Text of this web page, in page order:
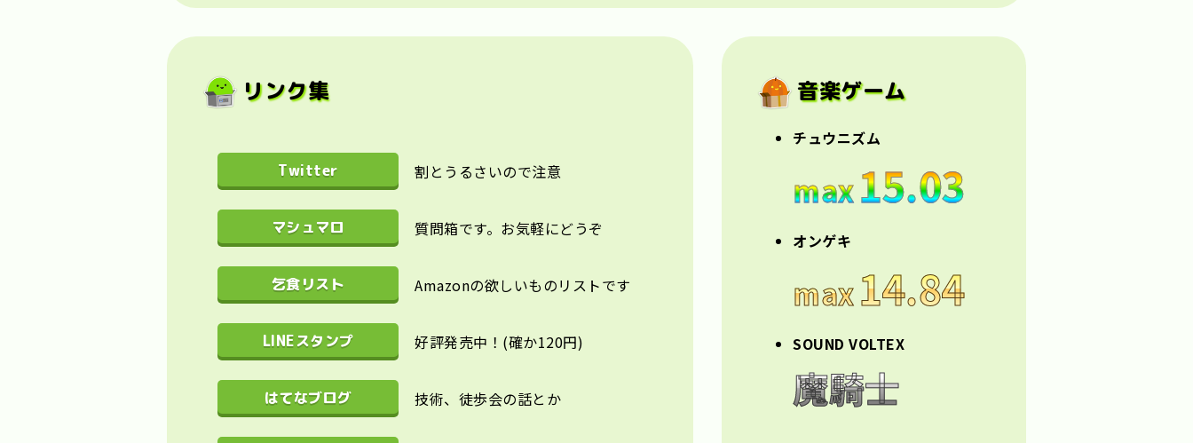
音楽ゲーム
チュウニズム
max15.03
オンゲキ
max14.84
SOUND VOLTEX
魔騎士
リンク集
Twitter 割とうるさいので注意
マシュマロ 質問箱です。お気軽にどうぞ
乞食リスト Amazonの欲しいものリストです
LINEスタンプ 好評発売中！(確か120円)
はてなブログ 技術、徒歩会の話とか